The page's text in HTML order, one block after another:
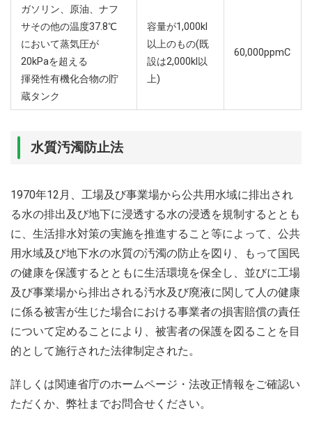
ガソリン、原油、ナフ
サその他の温度37.8℃
において蒸気圧が
20kPaを超える
揮発性有機化合物の貯
蔵タンク
容量が1,000kl
以上のもの(既
設は2,000kl以
上)
60,000ppmC
水質汚濁防止法
1970年12月、工場及び事業場から公共用水域に排出され
る水の排出及び地下に浸透する水の浸透を規制するととも
に、生活排水対策の実施を推進すること等によって、公共
用水域及び地下水の水質の汚濁の防止を図り、もって国民
の健康を保護するとともに生活環境を保全し、並びに工場
及び事業場から排出される汚水及び廃液に関して人の健康
に係る被害が生じた場合における事業者の損害賠償の責任
について定めることにより、被害者の保護を図ることを目
的として施行された法律制定された。
詳しくは関連省庁のホームページ・法改正情報をご確認い
ただくか、弊社までお問合せください。